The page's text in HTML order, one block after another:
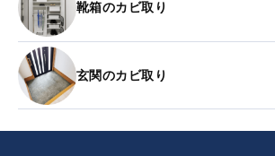
靴箱のカビ取り
玄関のカビ取り